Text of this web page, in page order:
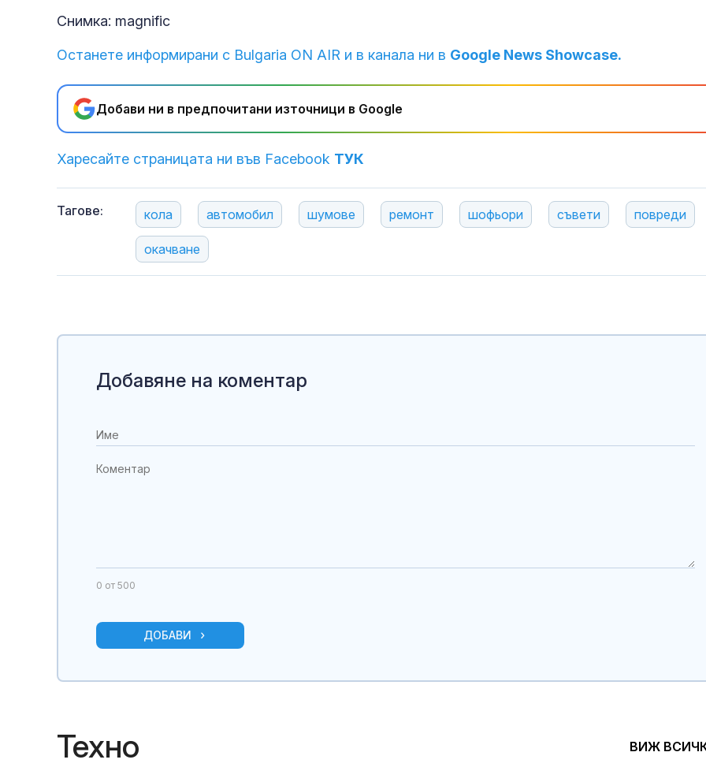
Снимка: magnific
Останете информирани с Bulgaria ON AIR и в канала ни в Google News Showcase.
Добави ни в предпочитани източници в Google
Харесайте страницата ни във Facebook ТУК
Тагове: кола автомобил шумове ремонт шофьори съвети повреди
окачване
Добавяне на коментар
0 от 500
ДОБАВИ
Техно ВИЖ